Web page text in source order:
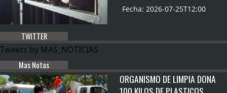
Fecha: 2026-07-25T12:00
TWITTER
Tweets by MAS_NOTICIAS
Mas Notas
ORGANISMO DE LIMPIA DONA